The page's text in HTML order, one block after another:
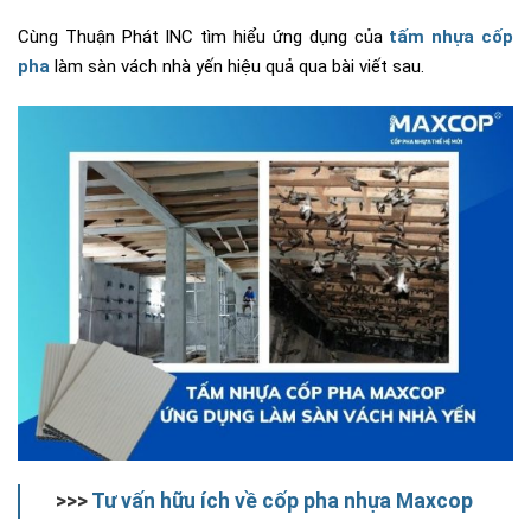
Cùng Thuận Phát INC tìm hiểu ứng dụng của tấm nhựa cốp
pha làm sàn vách nhà yến hiệu quả qua bài viết sau.
>>> Tư vấn hữu ích về cốp pha nhựa Maxcop